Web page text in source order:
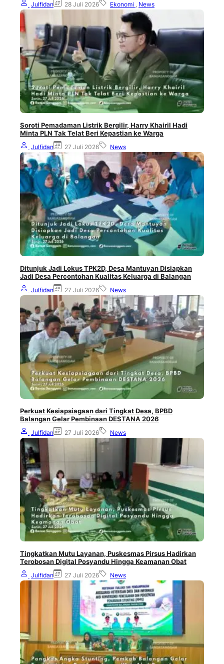
Julfidan 28 Juli 2026 Ekonomi , News
Soroti Pemadaman Listrik Bergilir, Harry Khairil Hadi
Minta PLN Tak Telat Beri Kepastian ke Warga
Julfidan 27 Juli 2026 News
Ditunjuk Jadi Lokus TPK2D, Desa Mantuyan Disiapkan
Jadi Desa Percontohan Kualitas Keluarga di Balangan
Julfidan 27 Juli 2026 News
Perkuat Kesiapsiagaan dari Tingkat Desa, BPBD
Balangan Gelar Pembinaan DESTANA 2026
Julfidan 27 Juli 2026 News
Tingkatkan Mutu Layanan, Puskesmas Pirsus Hadirkan
Terobosan Digital Posyandu Hingga Keamanan Obat
Julfidan 27 Juli 2026 News